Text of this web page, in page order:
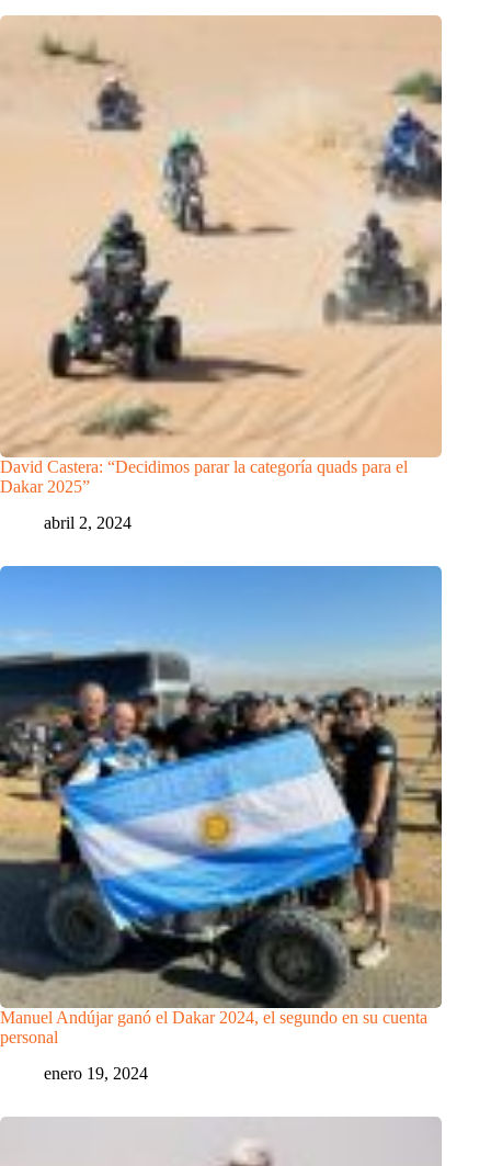
David Castera: “Decidimos parar la categoría quads para el
Dakar 2025”
abril 2, 2024
Manuel Andújar ganó el Dakar 2024, el segundo en su cuenta
personal
enero 19, 2024